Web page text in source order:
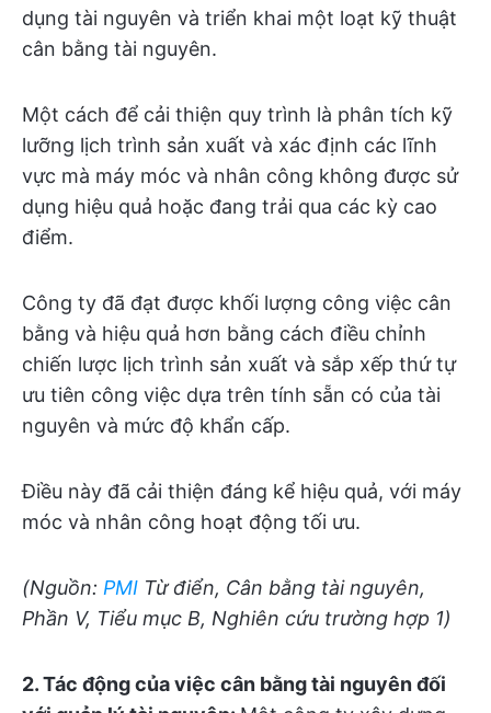
dụng tài nguyên và triển khai một loạt kỹ thuật
cân bằng tài nguyên.
Một cách để cải thiện quy trình là phân tích kỹ
lưỡng lịch trình sản xuất và xác định các lĩnh
vực mà máy móc và nhân công không được sử
dụng hiệu quả hoặc đang trải qua các kỳ cao
điểm.
Công ty đã đạt được khối lượng công việc cân
bằng và hiệu quả hơn bằng cách điều chỉnh
chiến lược lịch trình sản xuất và sắp xếp thứ tự
ưu tiên công việc dựa trên tính sẵn có của tài
nguyên và mức độ khẩn cấp.
Điều này đã cải thiện đáng kể hiệu quả, với máy
móc và nhân công hoạt động tối ưu.
(Nguồn: PMI Từ điển, Cân bằng tài nguyên,
Phần V, Tiểu mục B, Nghiên cứu trường hợp 1)
2. Tác động của việc cân bằng tài nguyên đối